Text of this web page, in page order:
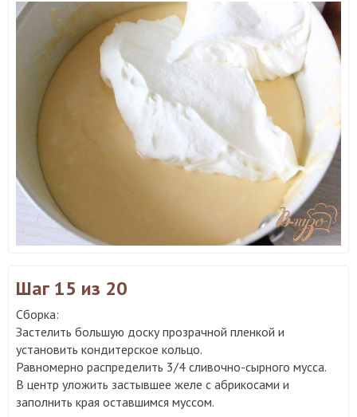
Шаг 15 из 20
Сборка:
Застелить большую доску прозрачной пленкой и
установить кондитерское кольцо.
Равномерно распределить 3/4 сливочно-сырного мусса.
В центр уложить застывшее желе с абрикосами и
заполнить края оставшимся муссом.